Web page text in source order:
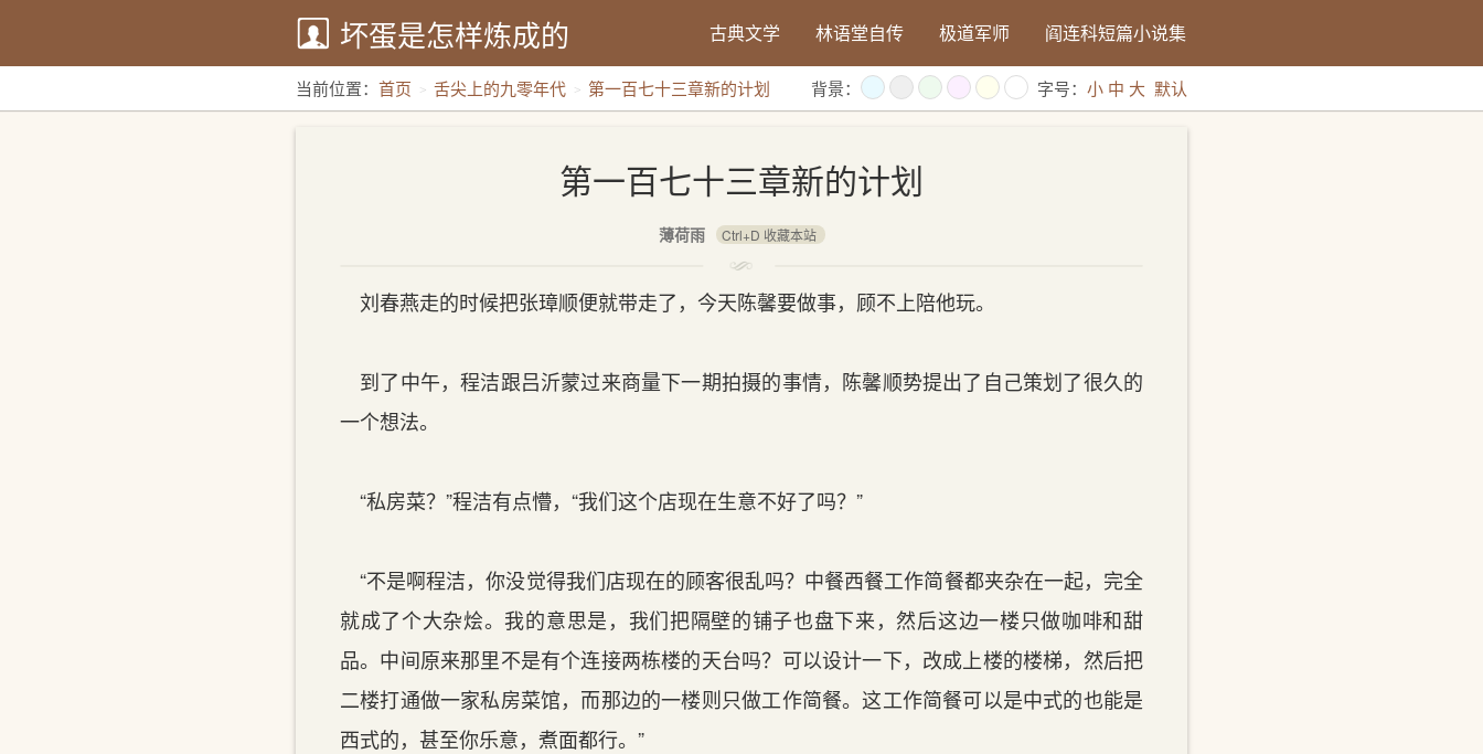
坏蛋是怎样炼成的 古典文学 林语堂自传 极道军师 阎连科短篇小说集
当前位置： 首页 舌尖上的九零年代 第一百七十三章新的计划 背景： 字号： 小 中 大 默认
第一百七十三章新的计划
薄荷雨 Ctrl+D 收藏本站
刘春燕走的时候把张璋顺便就带走了，今天陈馨要做事，顾不上陪他玩。
到了中午，程洁跟吕沂蒙过来商量下一期拍摄的事情，陈馨顺势提出了自己策划了很久的
一个想法。
“私房菜？”程洁有点懵，“我们这个店现在生意不好了吗？”
“不是啊程洁，你没觉得我们店现在的顾客很乱吗？中餐西餐工作简餐都夹杂在一起，完全
就成了个大杂烩。我的意思是，我们把隔壁的铺子也盘下来，然后这边一楼只做咖啡和甜
品。中间原来那里不是有个连接两栋楼的天台吗？可以设计一下，改成上楼的楼梯，然后把
二楼打通做一家私房菜馆，而那边的一楼则只做工作简餐。这工作简餐可以是中式的也能是
西式的，甚至你乐意，煮面都行。”